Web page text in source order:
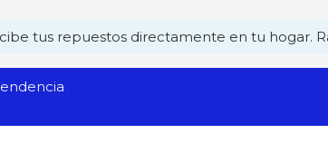
tus repuestos directamente en tu hogar.